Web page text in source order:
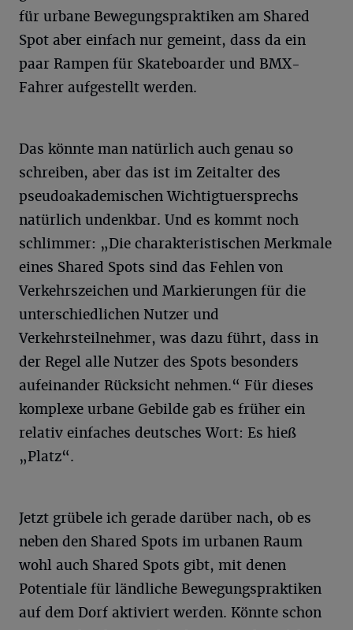
für urbane Bewegungspraktiken am Shared
Spot aber einfach nur gemeint, dass da ein
paar Rampen für Skateboarder und BMX-
Fahrer aufgestellt werden.
Das könnte man natürlich auch genau so
schreiben, aber das ist im Zeitalter des
pseudoakademischen Wichtigtuersprechs
natürlich undenkbar. Und es kommt noch
schlimmer: „Die charakteristischen Merkmale
eines Shared Spots sind das Fehlen von
Verkehrszeichen und Markierungen für die
unterschiedlichen Nutzer und
Verkehrsteilnehmer, was dazu führt, dass in
der Regel alle Nutzer des Spots besonders
aufeinander Rücksicht nehmen.“ Für dieses
komplexe urbane Gebilde gab es früher ein
relativ einfaches deutsches Wort: Es hieß
„Platz“.
Jetzt grübele ich gerade darüber nach, ob es
neben den Shared Spots im urbanen Raum
wohl auch Shared Spots gibt, mit denen
Potentiale für ländliche Bewegungspraktiken
auf dem Dorf aktiviert werden. Könnte schon